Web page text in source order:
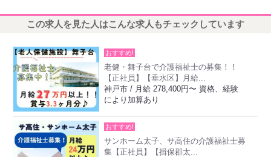
この求人を見た人はこんな求人もチェックしています
おすすめ!
老健・舞子台で介護福祉士の募集！！
【正社員】【垂水区】月給...
神戸市 / 月給 278,400円〜 資格、経験
により加算あり
おすすめ!
サンホーム太子、サ高住の介護福祉士募
集【正社員】【揖保郡太...